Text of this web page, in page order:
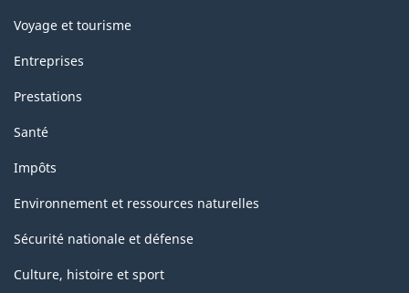
Voyage et tourisme
Entreprises
Prestations
Santé
Impôts
Environnement et ressources naturelles
Sécurité nationale et défense
Culture, histoire et sport